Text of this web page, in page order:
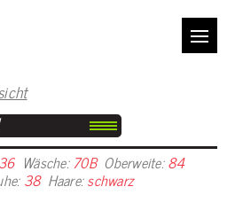
36 Wäsche:70B Oberweite: 84
38 Haare:schwarz